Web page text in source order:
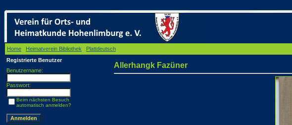
Home Heimatverein Bibliothek Plattdeutsch
Registrierte Benutzer
Benutzername:
Passwort:
Beim nächsten Besuch
automatisch anmelden?
Allerhangk Fazüner